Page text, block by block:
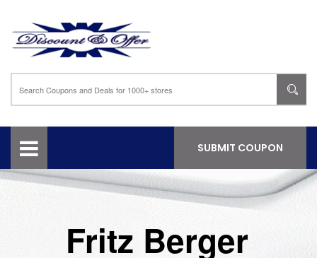
SUBMIT COUPON
Fritz Berger